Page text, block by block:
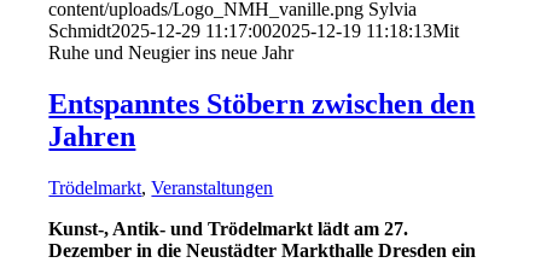
content/uploads/Logo_NMH_vanille.png Sylvia
Schmidt2025-12-29 11:17:002025-12-19 11:18:13Mit
Ruhe und Neugier ins neue Jahr
Entspanntes Stöbern zwischen den
Jahren
Trödelmarkt,Veranstaltungen
Kunst-, Antik- und Trödelmarkt lädt am 27.
Dezember in die Neustädter Markthalle Dresden ein